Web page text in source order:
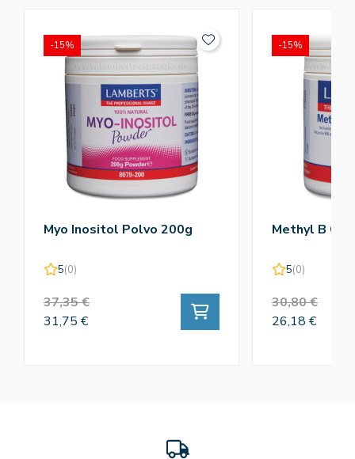
Myo Inositol Polvo 200g
5(0)
37,35 €
31,75 €
-15%
Methyl B
5(0)
30,80 €
26,18 €
-15%